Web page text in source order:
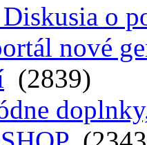
o
nové
(2839)